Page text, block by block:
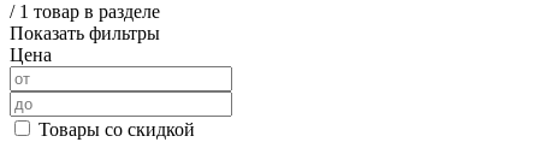
/ 1 товар в разделе
Показать фильтры
Цена
Товары со скидкой